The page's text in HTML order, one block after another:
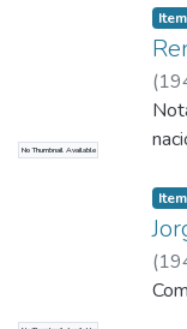
don
No Thumbnail Available
Item
(
Item
(